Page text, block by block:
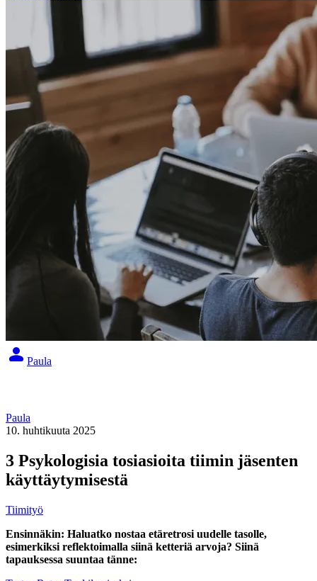
Paula
Paula
10. huhtikuuta 2025
3 Psykologisia tosiasioita tiimin jäsenten
käyttäytymisestä
Tiimityö
Ensinnäkin: Haluatko nostaa etäretrosi uudelle tasolle,
esimerkiksi reflektoimalla siinä ketteriä arvoja? Siinä
tapauksessa suuntaa tänne: